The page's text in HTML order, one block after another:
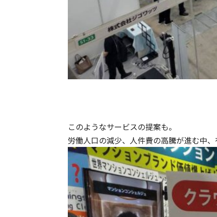
このようなサービスの提案も。
労働人口の減少、人件費の高騰が進む中